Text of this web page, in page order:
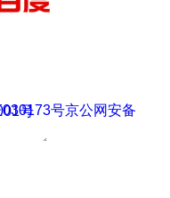
号
号